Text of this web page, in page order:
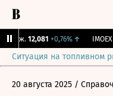
Бирж. 12,081 +0,76%↑ IMOEX 2
Ситуация на топливном
20 августа 2025 /